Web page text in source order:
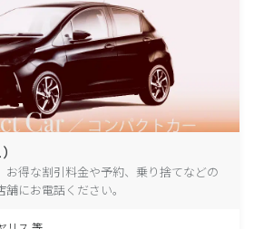
お得な割引料金や予約、乗り捨てなどの
にお電話ください。